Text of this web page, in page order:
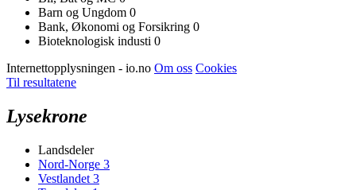
Barn og Ungdom 0
Bank, Økonomi og Forsikring 0
Bioteknologisk industi 0
Internettopplysningen - io.no Om oss Cookies
Til resultatene
Lysekrone
Landsdeler
Nord-Norge 3
Vestlandet 3